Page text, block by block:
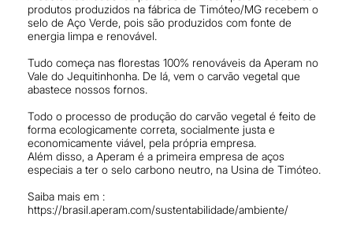
produtos produzidos na fábrica de Timóteo/MG recebem o
selo de Aço Verde, pois são produzidos com fonte de
energia limpa e renovável.
Tudo começa nas florestas 100% renováveis da Aperam no
Vale do Jequitinhonha. De lá, vem o carvão vegetal que
abastece nossos fornos.
Todo o processo de produção do carvão vegetal é feito de
forma ecologicamente correta, socialmente justa e
economicamente viável, pela própria empresa.
Além disso, a Aperam é a primeira empresa de aços
especiais a ter o selo carbono neutro, na Usina de Timóteo.
Saiba mais em :
https://brasil.aperam.com/sustentabilidade/ambiente/